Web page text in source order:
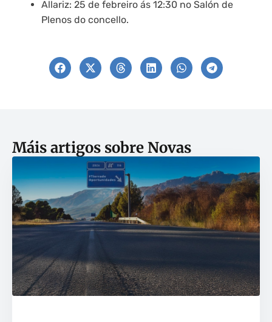
Allariz: 25 de febreiro ás 12:30 no Salón de
Plenos do concello.
Máis artigos sobreNovas